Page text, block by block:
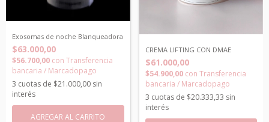
Exosomas de noche Blanqueadora
$63.000,00
$56.700,00 con Transferencia
bancaria / Marcadopago
3 cuotas de $21.000,00 sin
interés
CREMA LIFTING CON DMAE
$61.000,00
$54.900,00 con Transferencia
bancaria / Marcadopago
3 cuotas de $20.333,33 sin
interés